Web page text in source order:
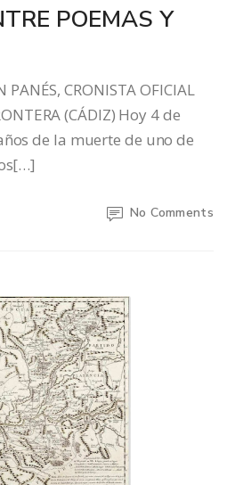
POEMAS Y
PANÉS, CRONISTA OFICIAL
(CÁDIZ) Hoy 4 de
de la muerte de uno de
No Comments